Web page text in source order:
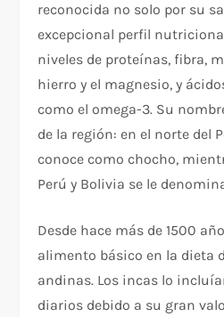
reconocida no solo por su
excepcional perfil
niveles de proteínas, fibra,
hierro y el magnesio, y
como el omega-3. Su
de la región: en el norte del
conoce como chocho,
Perú y Bolivia se le
Desde hace más de 1500
alimento básico en la dieta
andinas. Los incas lo
diarios debido a su gran